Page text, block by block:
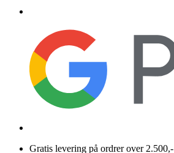
Gratis levering på ordrer over 2.500,-